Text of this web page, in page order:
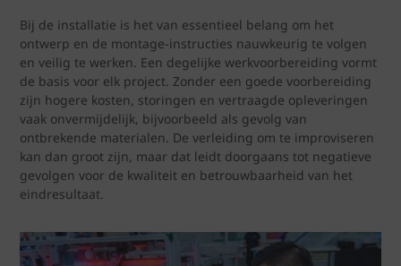
Bij de installatie is het van essentieel belang om het
ontwerp en de montage-instructies nauwkeurig te volgen
en veilig te werken. Een degelijke werkvoorbereiding vormt
de basis voor elk project. Zonder een goede voorbereiding
zijn hogere kosten, storingen en vertraagde opleveringen
vaak onvermijdelijk, bijvoorbeeld als gevolg van
ontbrekende materialen. De verleiding om te improviseren
kan dan groot zijn, maar dat leidt doorgaans tot negatieve
gevolgen voor de kwaliteit en betrouwbaarheid van het
eindresultaat.